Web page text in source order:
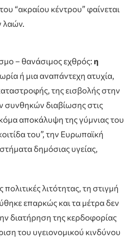
“ακραίου κέντρου” φαίνεται
λαών.
– θανάσιμος εχθρός: η
ή μια αναπάντεχη ατυχία,
της εισβολής στην
συνθηκών διαβίωσης στις
αποκάλυψη της γύμνιας του
του”, την Ευρωπαϊκή
δημόσιας υγείας,
λιτότητας, τη στιγμή
επαρκώς και τα μέτρα δεν
διατήρηση της κερδοφορίας
του υγειονομικού κινδύνου